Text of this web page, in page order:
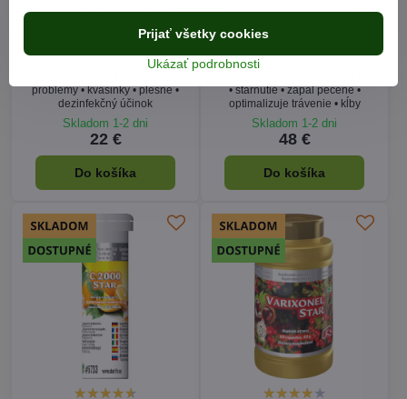
CHLOROPHYLL STAR - pre
transport kyslíka v krvi, s
protizápalovými účinkami,
Starlife 60 kaps
problémy • kvasinky • plesne •
dezinfekčný účinok
Skladom 1-2 dni
22 €
Do košíka
COENZYSTAR Q10 EXTRA -
zdravý kardiovaskulárny
systém, Starlife 60 tob
• starnutie • zápal pečene •
optimalizuje trávenie • kĺby
Skladom 1-2 dni
48 €
Do košíka
Ukázať podrobnosti
Prijať všetky cookies